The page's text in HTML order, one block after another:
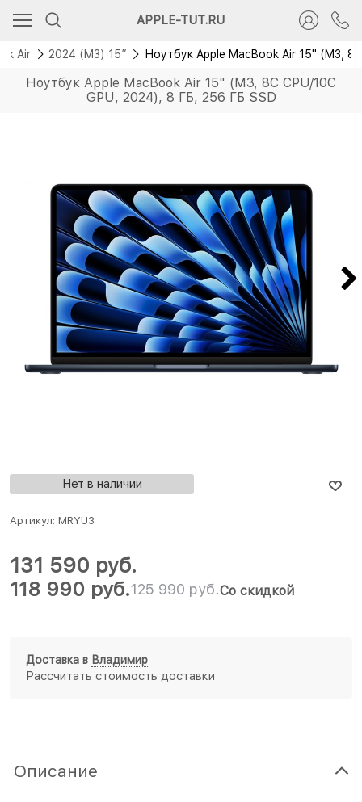
APPLE-TUT.RU
Air 2024 (M3) 15” Ноутбук Apple MacBook Air 15" (M3,
Ноутбук Apple MacBook Air 15" (M3, 8C CPU/10C
GPU, 2024), 8 ГБ, 256 ГБ SSD
Скидка 7 000 руб.
Новинка
Нет в наличии
Артикул: MRYU3
125 990 руб.
118 990 руб. Со скидкой
131 590 руб.
Доставка в Владимир
Рассчитать стоимость доставки
Описание